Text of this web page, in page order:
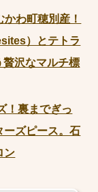
わ町穂別産！
）とテトラ
沢なマルチ標
！裏までぎっ
ーズピース。石
ン